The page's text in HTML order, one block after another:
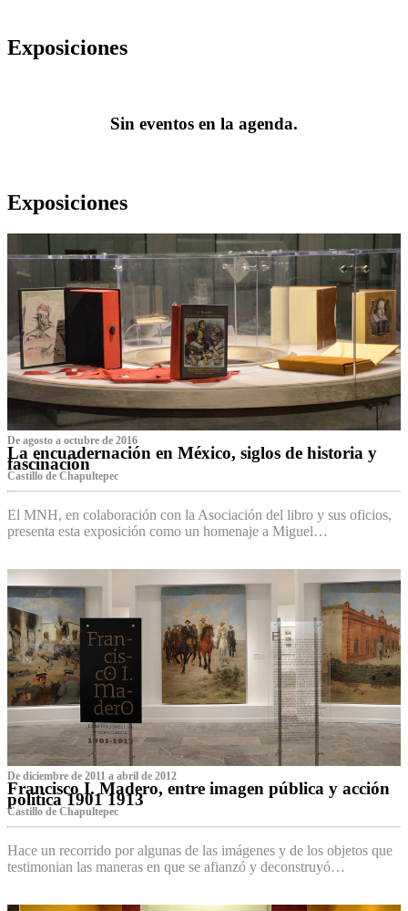
Exposiciones
Sin eventos en la agenda.
Exposiciones
De agosto a octubre de 2016
La encuadernación en México, siglos de historia y
fascinación
Castillo de Chapultepec
El MNH, en colaboración con la Asociación del libro y sus oficios,
presenta esta exposición como un homenaje a Miguel…
De diciembre de 2011 a abril de 2012
Francisco I. Madero, entre imagen pública y acción
política 1901 1913
Castillo de Chapultepec
Hace un recorrido por algunas de las imágenes y de los objetos que
testimonian las maneras en que se afianzó y deconstruyó…